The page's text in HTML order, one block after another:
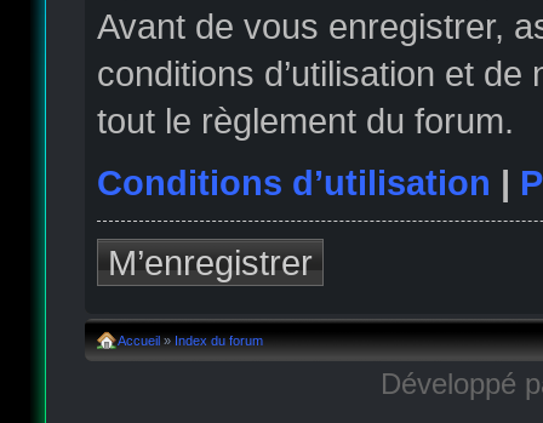
Avant de vous enregistrer,
conditions d’utilisation et
tout le règlement du forum.
Conditions d’utilisation |
M’enregistrer
Accueil » Index du forum
Développé